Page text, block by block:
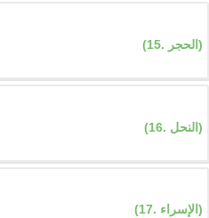
(15. الحجر)
(16. النحل)
(17. الإسراء)